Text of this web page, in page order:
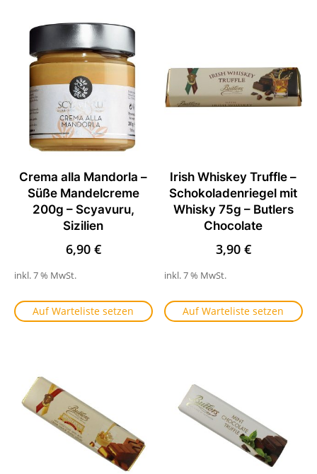
Crema alla Mandorla –
Süße Mandelcreme
200g – Scyavuru,
Sizilien
6,90 €
inkl. 7 % MwSt.
Auf Warteliste setzen
Irish Whiskey Truffle –
Schokoladenriegel mit
Whisky 75g – Butlers
Chocolate
3,90 €
inkl. 7 % MwSt.
Auf Warteliste setzen